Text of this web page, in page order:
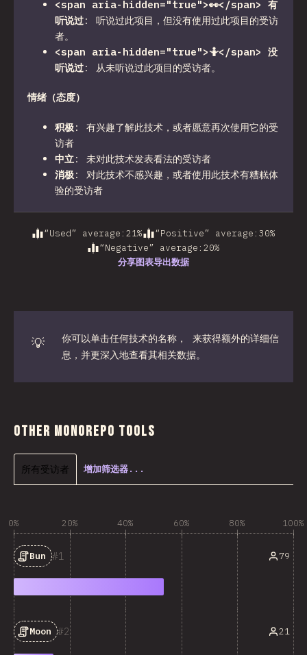
<span aria-hidden="true">👀</span> 有
听说过: 听说过此项目，但没有使用过此项目的受访
者。
<span aria-hidden="true">🤷</span> 没
听说过: 从未听说过此项目的受访者。
情绪（态度）
积极: 有兴趣了解此技术，或者愿意再次使用它的受
访者
中立: 未对此技术发表看法的受访者
消极: 对此技术不感兴趣，或者使用此技术有糟糕体
验的受访者
“Used” average : 21% “Positive” average : 30%
“Negative” average : 20%
分享图表导出数据
💡
你可以单击任何技术的名称， 来获得额外的详细信
息，并更深入地查看其相关数据。
Other Monorepo Tools
所有受访者 增加筛选器...
0% 20% 40% 60% 80% 100%
1
Bun 79
2
Moon 21